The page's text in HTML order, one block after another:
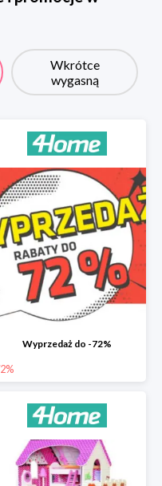
Wkrótce
wygasną
Wyprzedaż do -72%